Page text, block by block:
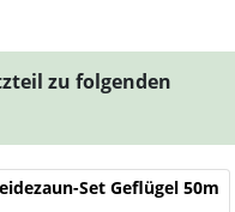
zu folgenden
Set Geflügel 50m